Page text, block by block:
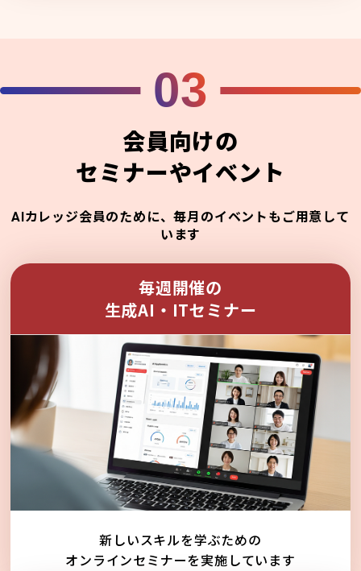
03
会員向けの
セミナーやイベント
AIカレッジ会員のために、毎月のイベントもご用意して
います
毎週開催の
生成AI・ITセミナー
新しいスキルを学ぶための
オンラインセミナーを実施しています